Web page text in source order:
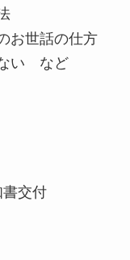
お世話の仕方
い など
交付